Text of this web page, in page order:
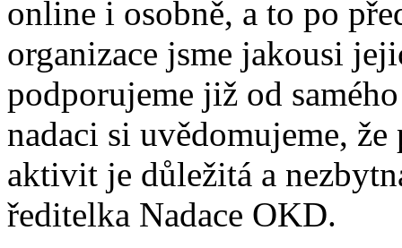
online i osobně, a to po
organizace jsme jakousi
podporujeme již od
nadaci si uvědomujeme,
aktivit je důležitá a
ředitelka Nadace OKD.